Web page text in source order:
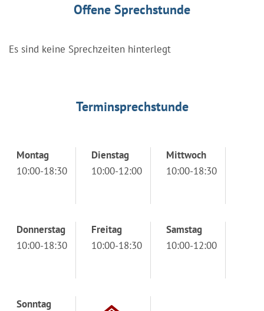
Offene Sprechstunde
Es sind keine Sprechzeiten hinterlegt
Terminsprechstunde
Montag
10:00-18:30
Dienstag
10:00-12:00
Mittwoch
10:00-18:30
Donnerstag
10:00-18:30
Freitag
10:00-18:30
Samstag
10:00-12:00
Sonntag